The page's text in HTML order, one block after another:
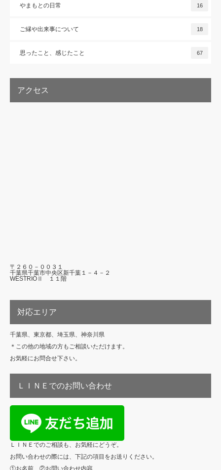
やまもとの日常 16
ご縁や出来事について 18
思ったこと、感じたこと 67
アクセス
〒２６０－００３１
千葉県千葉市中央区新千葉１－４－２
WESTRIOⅡ １１階
対応エリア
千葉県、東京都、埼玉県、神奈川県
＊この他の地域の方もご相談いただけます。
お気軽にお問合せ下さい。
ＬＩＮＥでのお問い合わせ
ＬＩＮＥでのご相談も、お気軽にどうぞ。
お問い合わせの際には、下記の項目をお送りください。
①お名前、②お問い合わせ内容